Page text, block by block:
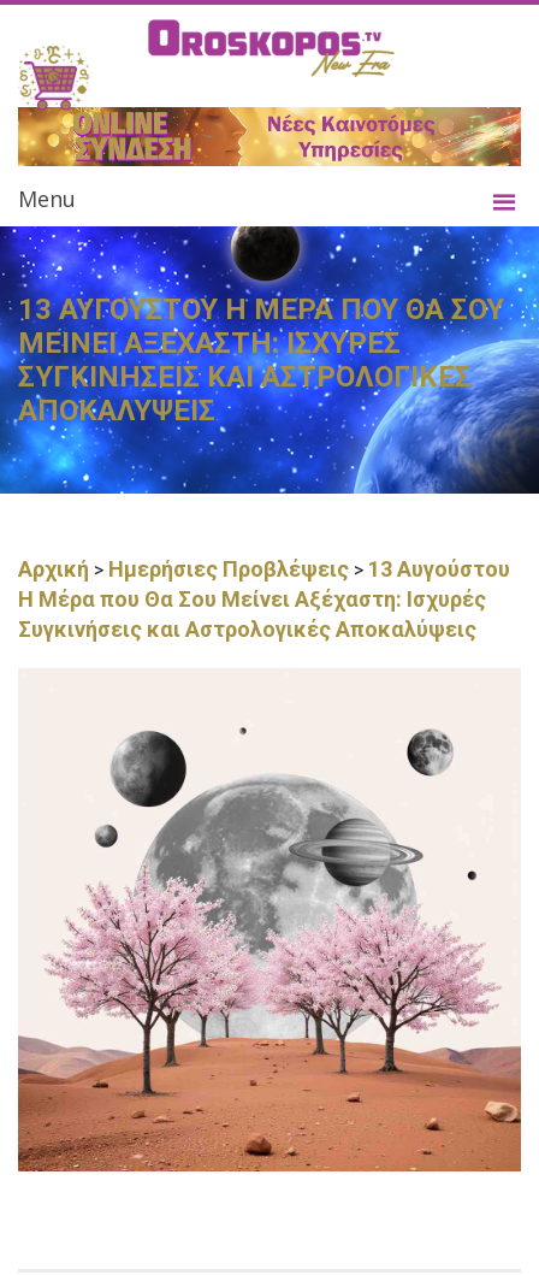
Menu
13 ΑΥΓΟΥΣΤΟΥ Η ΜΕΡΑ ΠΟΥ ΘΑ ΣΟΥ
ΜΕΙΝΕΙ ΑΞΕΧΑΣΤΗ: ΙΣΧΥΡΕΣ
ΣΥΓΚΙΝΗΣΕΙΣ ΚΑΙ ΑΣΤΡΟΛΟΓΙΚΕΣ
ΑΠΟΚΑΛΥΨΕΙΣ
Αρχική > Ημερήσιες Προβλέψεις > 13 Αυγούστου
Η Μέρα που Θα Σου Μείνει Αξέχαστη: Ισχυρές
Συγκινήσεις και Αστρολογικές Αποκαλύψεις